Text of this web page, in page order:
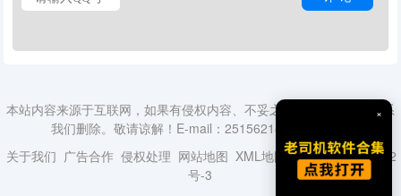
本站内容来源于互联网，如果有侵权内容、不妥之处，请第一时间联系
我们删除。敬请谅解！E-mail：2515621840@qq.com
关于我们 广告合作 侵权处理 网站地图 XML地图 蜀ICP备18014492
号-3
×